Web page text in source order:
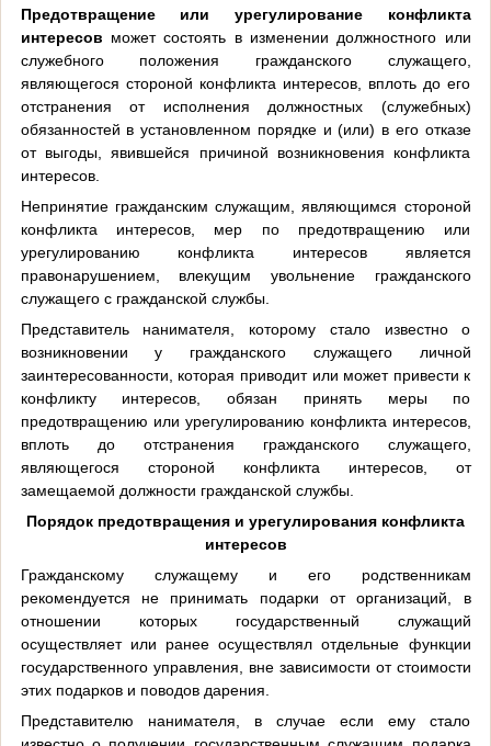
Предотвращение или урегулирование конфликта
интересов может состоять в изменении должностного или
служебного положения гражданского служащего,
являющегося стороной конфликта интересов, вплоть до его
отстранения от исполнения должностных (служебных)
обязанностей в установленном порядке и (или) в его отказе
от выгоды, явившейся причиной возникновения конфликта
интересов.
Непринятие гражданским служащим, являющимся стороной
конфликта интересов, мер по предотвращению или
урегулированию конфликта интересов является
правонарушением, влекущим увольнение гражданского
служащего с гражданской службы.
Представитель нанимателя, которому стало известно о
возникновении у гражданского служащего личной
заинтересованности, которая приводит или может привести к
конфликту интересов, обязан принять меры по
предотвращению или урегулированию конфликта интересов,
вплоть до отстранения гражданского служащего,
являющегося стороной конфликта интересов, от
замещаемой должности гражданской службы.
Порядок предотвращения и урегулирования конфликта
интересов
Гражданскому служащему и его родственникам
рекомендуется не принимать подарки от организаций, в
отношении которых государственный служащий
осуществляет или ранее осуществлял отдельные функции
государственного управления, вне зависимости от стоимости
этих подарков и поводов дарения.
Представителю нанимателя, в случае если ему стало